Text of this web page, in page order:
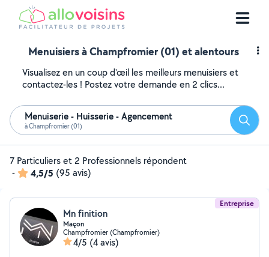
Menuisiers à Champfromier (01) et alentours
Visualisez en un coup d'œil les meilleurs menuisiers et
contactez-les ! Postez votre demande en 2 clics...
Menuiserie - Huisserie - Agencement
à Champfromier (01)
7 Particuliers et 2 Professionnels répondent
-
4,5/5 (95 avis)
Entreprise
Mn finition
Maçon
Champfromier (Champfromier)
4/5 (4 avis)